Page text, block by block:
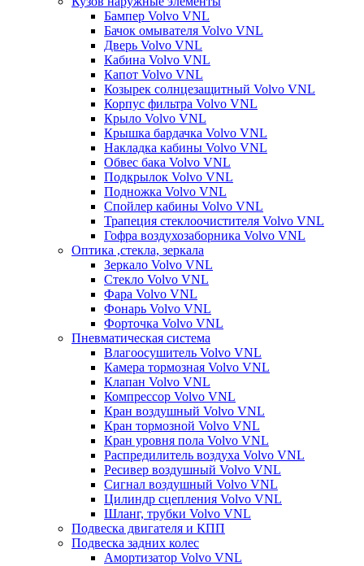
Бампер Volvo VNL
Бачок омывателя Volvo VNL
Дверь Volvo VNL
Кабина Volvo VNL
Капот Volvo VNL
Козырек солнцезащитный Volvo VNL
Корпус фильтра Volvo VNL
Крыло Volvo VNL
Крышка бардачка Volvo VNL
Накладка кабины Volvo VNL
Обвес бака Volvo VNL
Подкрылок Volvo VNL
Подножка Volvo VNL
Спойлер кабины Volvo VNL
Трапеция стеклоочистителя Volvo VNL
Гофра воздухозаборника Volvo VNL
Оптика ,стекла, зеркала
Зеркало Volvo VNL
Стекло Volvo VNL
Фара Volvo VNL
Фонарь Volvo VNL
Форточка Volvo VNL
Пневматическая система
Влагоосушитель Volvo VNL
Камера тормозная Volvo VNL
Клапан Volvo VNL
Компрессор Volvo VNL
Кран воздушный Volvo VNL
Кран тормозной Volvo VNL
Кран уровня пола Volvo VNL
Распредилитель воздуха Volvo VNL
Ресивер воздушный Volvo VNL
Сигнал воздушный Volvo VNL
Цилиндр сцепления Volvo VNL
Шланг, трубки Volvo VNL
Подвеска двигателя и КПП
Подвеска задних колес
Амортизатор Volvo VNL